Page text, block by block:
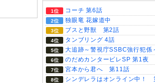
コーチ 第6話
独眼竜 花嫁道中
ブスと野獣 第2話
タンブリング 4話
大追跡～警視庁SSBC強行犯係
のだめカンタービレSP 第1夜
宮本から君へ 第11話
シンデレラはオンライン中！